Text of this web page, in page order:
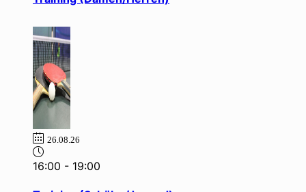
26.08.26
16:00 - 19:00